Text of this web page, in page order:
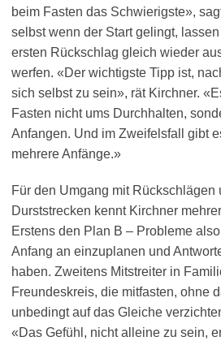
beim Fasten das Schwierigste»,
selbst wenn der Start gelingt,
ersten Rückschlag gleich wieder
werfen. «Der wichtigste Tipp ist,
sich selbst zu sein», rät Kirchner.
Fasten nicht ums Durchhalten,
Anfangen. Und im Zweifelsfall gibt
mehrere Anfänge.»
Für den Umgang mit Rückschlägen
Durststrecken kennt Kirchner
Erstens den Plan B – Probleme
Anfang an einzuplanen und
haben. Zweitens Mitstreiter in
Freundeskreis, die mitfasten, ohne
unbedingt auf das Gleiche
«Das Gefühl, nicht alleine zu sein,